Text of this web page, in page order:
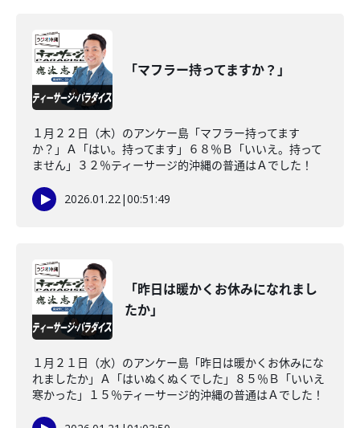
「マフラー持ってますか？」
１月２２日（木）のアンケー島「マフラー持ってます
か？」Ａ「はい。持ってます」６８％Ｂ「いいえ。持って
ません」３２％ティーサージ的沖縄の普通はＡでした！
2026.01.22|00:51:49
「昨日は暖かくお休みになれまし
たか」
１月２１日（水）のアンケー島「昨日は暖かくお休みにな
れましたか」Ａ「はいぬくぬくでした」８５％Ｂ「いいえ
寒かった」１５％ティーサージ的沖縄の普通はＡでした！